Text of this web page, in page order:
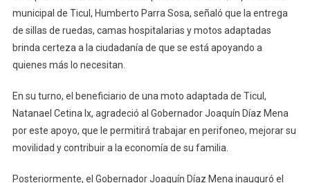
municipal de Ticul, Humberto Parra Sosa, señaló que la entrega
de sillas de ruedas, camas hospitalarias y motos adaptadas
brinda certeza a la ciudadanía de que se está apoyando a
quienes más lo necesitan.
En su turno, el beneficiario de una moto adaptada de Ticul,
Natanael Cetina Ix, agradeció al Gobernador Joaquín Díaz Mena
por este apoyo, que le permitirá trabajar en perifoneo, mejorar su
movilidad y contribuir a la economía de su familia.
Posteriormente, el Gobernador Joaquín Díaz Mena inauguró el